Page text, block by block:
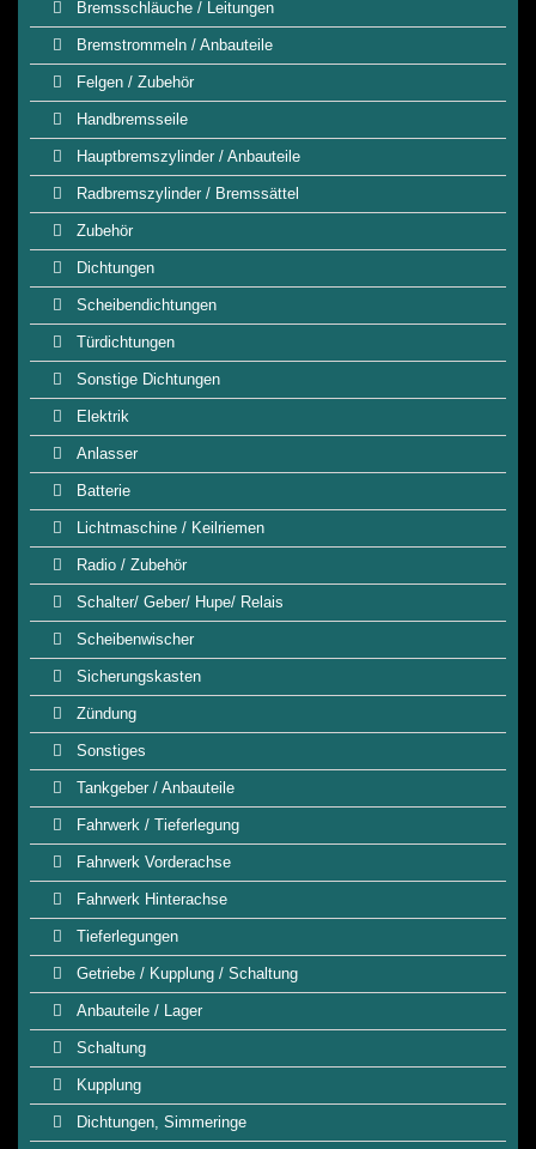
Bremsschläuche / Leitungen
Bremstrommeln / Anbauteile
Felgen / Zubehör
Handbremsseile
Hauptbremszylinder / Anbauteile
Radbremszylinder / Bremssättel
Zubehör
Dichtungen
Scheibendichtungen
Türdichtungen
Sonstige Dichtungen
Elektrik
Anlasser
Batterie
Lichtmaschine / Keilriemen
Radio / Zubehör
Schalter/ Geber/ Hupe/ Relais
Scheibenwischer
Sicherungskasten
Zündung
Sonstiges
Tankgeber / Anbauteile
Fahrwerk / Tieferlegung
Fahrwerk Vorderachse
Fahrwerk Hinterachse
Tieferlegungen
Getriebe / Kupplung / Schaltung
Anbauteile / Lager
Schaltung
Kupplung
Dichtungen, Simmeringe